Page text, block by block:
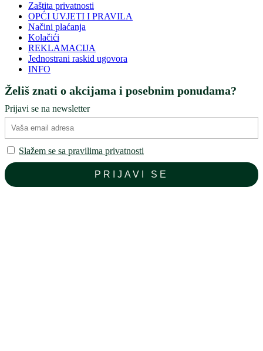
Zaštita privatnosti
OPĆI UVJETI I PRAVILA
Načini plaćanja
Kolačići
REKLAMACIJA
Jednostrani raskid ugovora
INFO
Želiš znati o akcijama i posebnim ponudama?
Prijavi se na newsletter
Slažem se sa pravilima privatnosti